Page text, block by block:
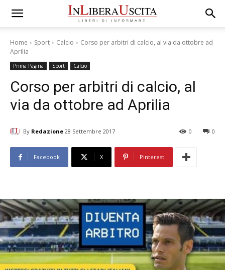
Home Sport Calcio
Corso per arbitri di calcio, al via da ottobre ad
Aprilia
Prima Pagina Sport Calcio
Corso per arbitri di calcio, al
via da ottobre ad Aprilia
By Redazione 28 Settembre 2017 0
0
Facebook X Pinterest